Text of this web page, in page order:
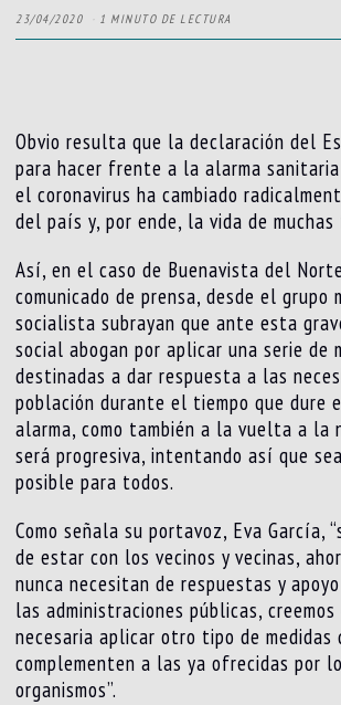
23/04/2020 1 MINUTO DE LECTURA
Obvio resulta que la declaración del
para hacer frente a la alarma
el coronavirus ha cambiado
del país y, por ende, la vida de
Así, en el caso de Buenavista del
comunicado de prensa, desde el grupo
socialista subrayan que ante esta
social abogan por aplicar una serie de
destinadas a dar respuesta a las
población durante el tiempo que dure
alarma, como también a la vuelta a la
será progresiva, intentando así que
posible para todos.
Como señala su portavoz, Eva García,
de estar con los vecinos y vecinas,
nunca necesitan de respuestas y
las administraciones públicas, creemos
necesaria aplicar otro tipo de medidas
complementen a las ya ofrecidas por
organismos”.